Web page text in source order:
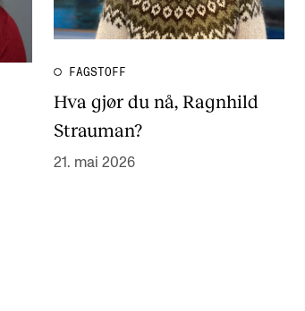
FAGSTOFF
Hva gjør du nå, Ragnhild
Strauman?
21. mai 2026